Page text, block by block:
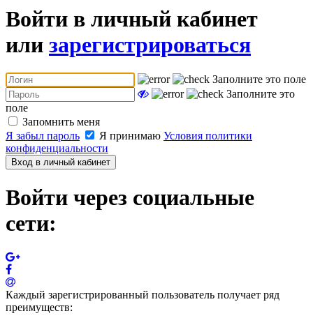
Войти в личный кабинет
или зарегистрироваться
Заполните это поле
Заполните это
поле
Запомнить меня
Я забыл пароль
Я принимаю Условия политики
конфиденциальности
Вход в личный кабинет
Войти через социальные
сети:
Каждый зарегистрированный пользователь получает ряд
преимуществ: